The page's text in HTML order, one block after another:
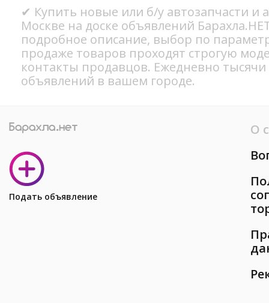
✔ Купить новые или б/у автозапчасти и
Москве на доске объявлений
подробное описание, выбор по
продаже товаров проходят строгую
контакты продавцов. Ежедневно
объявлений в вашем городе.
Подать объявление
О